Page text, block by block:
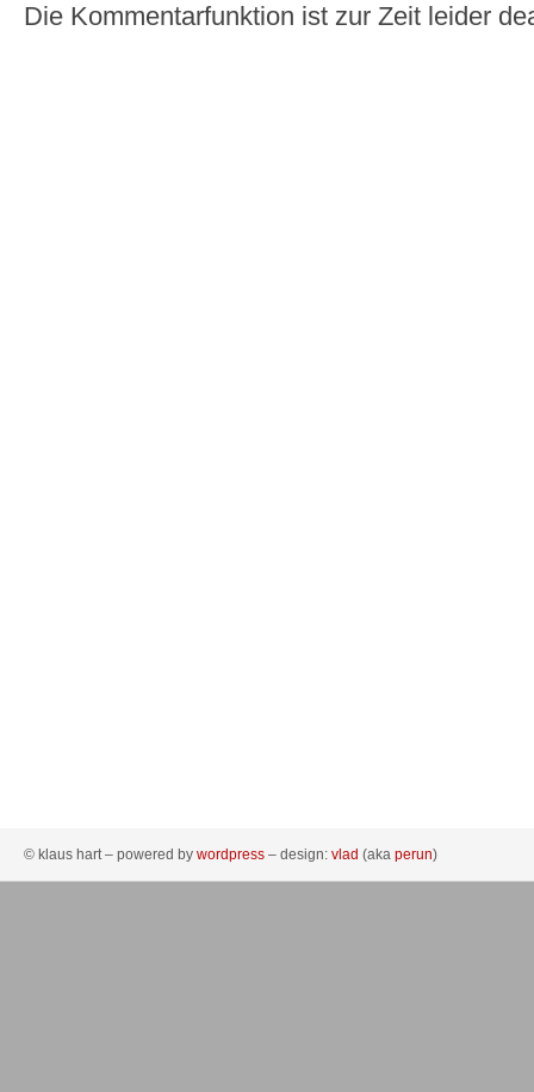
Die Kommentarfunktion ist zur Zeit leider
© klaus hart – powered by wordpress – design: vlad (aka perun)